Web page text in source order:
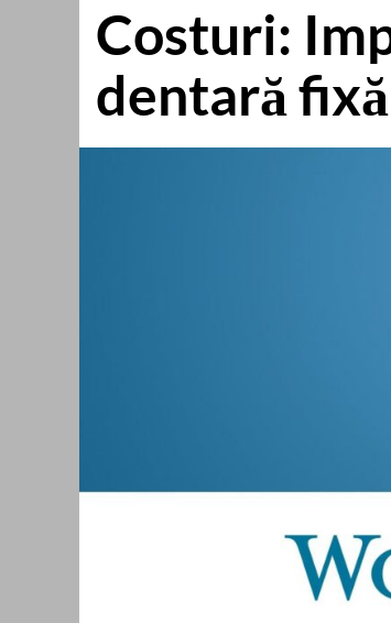
Costuri:
dentară fixă